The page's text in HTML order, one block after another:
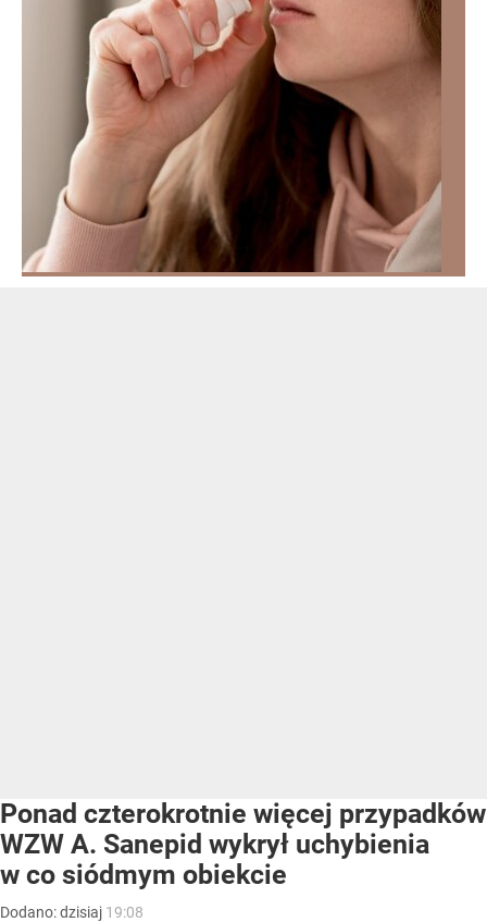
Ponad czterokrotnie więcej przypadków
WZW A. Sanepid wykrył uchybienia
w co siódmym obiekcie
Dodano:dzisiaj 19:08